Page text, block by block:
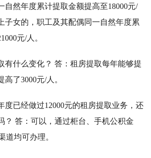
自然年度累计提取金额提高至18000元/
子女的，职工及其配偶同一自然年度累
元/人。
有什么变化？ 答：租房提取每年能够提
了3000元/人。
度已经做过12000元的租房提取业务，还
？ 答：可以，通过柜台、手机公积金
道均可办理。